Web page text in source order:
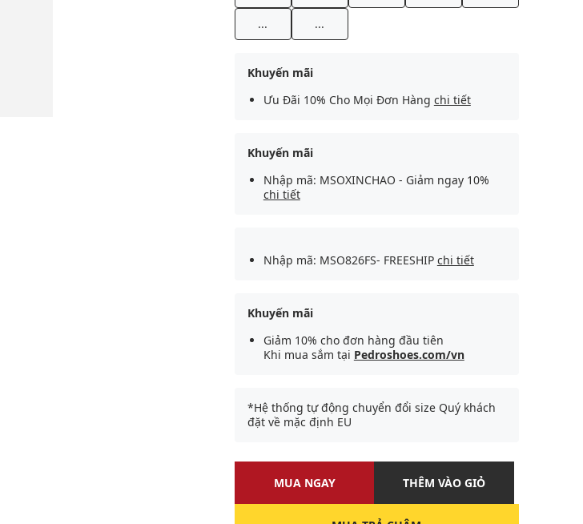
... ...
Khuyến mãi
Ưu Đãi 10% Cho Mọi Đơn Hàng chi tiết
Khuyến mãi
Nhập mã: MSOXINCHAO - Giảm ngay 10%
chi tiết
Nhập mã: MSO826FS- FREESHIP chi tiết
Khuyến mãi
Giảm 10% cho đơn hàng đầu tiên
Khi mua sắm tại Pedroshoes.com/vn
*Hệ thống tự động chuyển đổi size Quý khách
đặt về mặc định EU
MUA NGAY THÊM VÀO GIỎ